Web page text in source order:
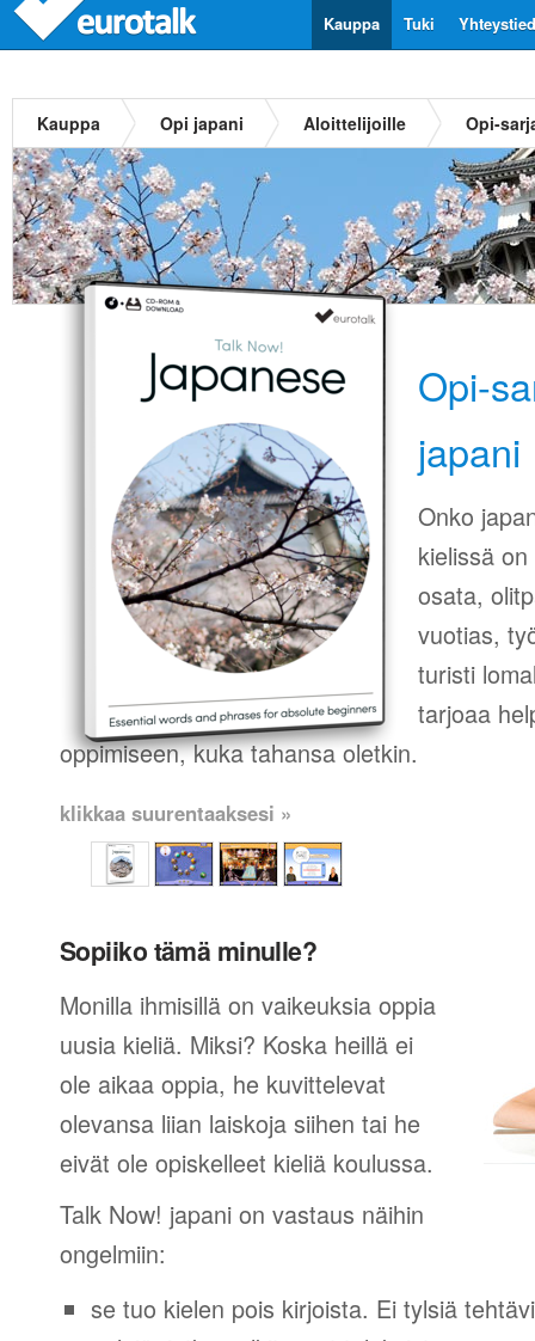
Tuki
Kauppa
Kauppa Opi japani Aloittelijoille Opi-
Opi-
japani
Onko
kielissä
osata,
vuotias,
turisti
tarjoaa
oppimiseen, kuka tahansa oletkin.
klikkaa suurentaaksesi »
Sopiiko tämä minulle?
Monilla ihmisillä on vaikeuksia oppia
uusia kieliä. Miksi? Koska heillä ei
ole aikaa oppia, he kuvittelevat
olevansa liian laiskoja siihen tai he
eivät ole opiskelleet kieliä koulussa.
Talk Now! japani on vastaus näihin
ongelmiin:
se tuo kielen pois kirjoista. Ei tylsiä